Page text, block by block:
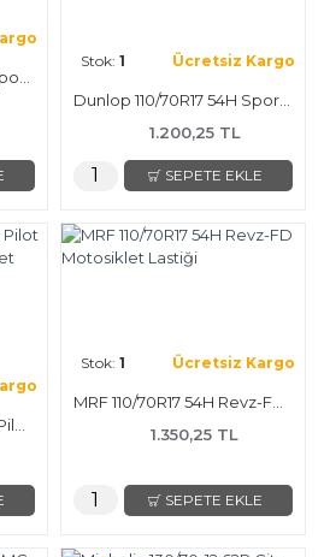
Mitas 120/70ZR17 58W Sport Force Plus Motosiklet Lastiği
Stok: 1 Ücretsiz Kargo
Dunlop 110/70R17 54H SportMax GPR-300F Motosiklet Lastiği
1.200,25 TL
SEPETE EKLE
Stok: 1 Ücretsiz Kargo
MRF 110/70R17 54H Revz-FD Motosiklet Lastiği
1.350,25 TL
SEPETE EKLE